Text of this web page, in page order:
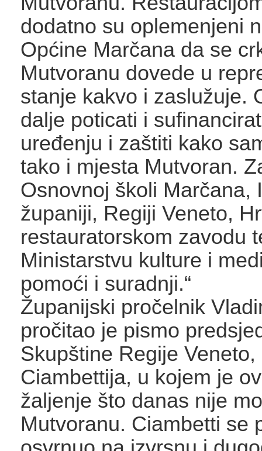
dodatno su oplemenjeni
Općine Marčana da se
Mutvoranu dovede u
stanje kakvo i zaslužuje.
dalje poticati i
uređenju i zaštiti kako
tako i mjesta Mutvoran.
Osnovnoj školi Marčana,
županiji, Regiji Veneto,
restauratorskom zavodu
Ministarstvu kulture i
pomoći i suradnji.“
Županijski pročelnik
pročitao je pismo
Skupštine Regije
Ciambettija, u kojem je
žaljenje što danas nije
Mutvoranu. Ciambetti se